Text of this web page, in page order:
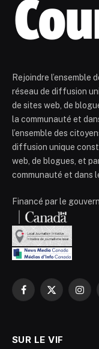
Rejoindre l’ensemble
réseau de diffusion
de sites web, de
la communauté et
l’ensemble des
diffusion unique
web, de blogues, et
communauté et dans
Financé par le
Facebook
X
SUR LE VIF